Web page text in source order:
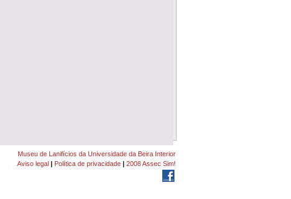
Museu de Lanifícios da Universidade da Beira Interior
Aviso legal | Política de privacidade | 2008 Assec Sim!